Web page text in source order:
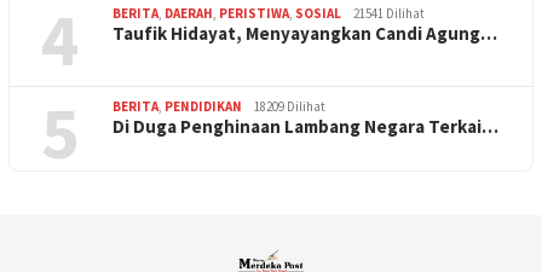
4 BERITA DAERAH PERISTIWA SOSIAL 21541 Dilihat
Taufik Hidayat, Menyayangkan Candi Agung…
5 BERITA PENDIDIKAN 18209 Dilihat
Di Duga Penghinaan Lambang Negara Terkai…